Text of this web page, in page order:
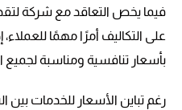
فيما يخص التعاقد مع شركة
على التكاليف أمرًا مهمًا
بأسعار تنافسية ومناسبة لجميع
رغم تباين الأسعار للخدمات بين